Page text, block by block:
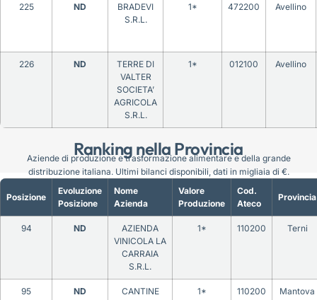
Ranking nella Provincia
225 ND
BRADEVI
S.R.L.
1* 472200 Avellino
226 ND
TERRE DI
VALTER
SOCIETA’
AGRICOLA
S.R.L.
1* 012100 Avellino
Posizione
Evoluzione
Posizione
Nome
Azienda
Valore
Produzione
Cod.
Ateco
Provincia
94 ND
AZIENDA
VINICOLA LA
CARRAIA
S.R.L.
1* 110200 Terni
95 ND
CANTINE
1* 110200 Mantova
Aziende di produzione e trasformazione alimentare e della grande
distribuzione italiana. Ultimi bilanci disponibili, dati in migliaia di €.